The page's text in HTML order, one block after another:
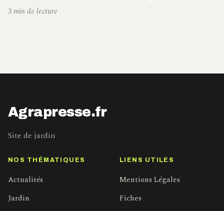
3 min de lecture
Agrapresse.fr
Site de jardin
NOS THÉMATIQUES
Actualités
Jardin
LIENS UTILES
Mentions Légales
Fiches